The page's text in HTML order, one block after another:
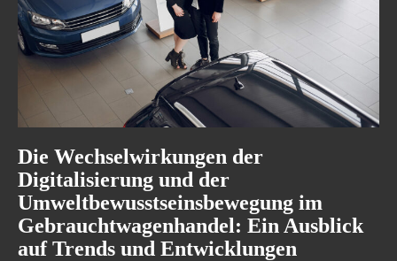
Die Wechselwirkungen der
Digitalisierung und der
Umweltbewusstseinsbewegung im
Gebrauchtwagenhandel: Ein Ausblick
auf Trends und Entwicklungen